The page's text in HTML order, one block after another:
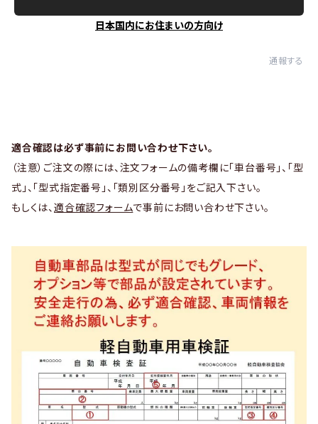
日本国内にお住まいの方向け
通報する
適合確認は必ず事前にお問い合わせ下さい。
（注意）ご注文の際には、注文フォームの備考欄に「車台番号」、「型
式」、「型式指定番号」、「類別区分番号」をご記入下さい。
もしくは、 適合確認フォームで事前にお問い合わせ下さい。